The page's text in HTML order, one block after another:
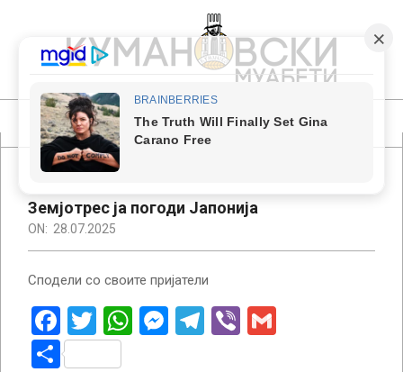
content
КУМАНОВСКИ
МУАБЕТИ
Primary
Navigation
Земјотрес ја погоди Јапонија
ON: 28.07.2025
Сподели со своите пријатели
Facebook
Twitter
WhatsApp
Messenger
Telegram
Viber
Share